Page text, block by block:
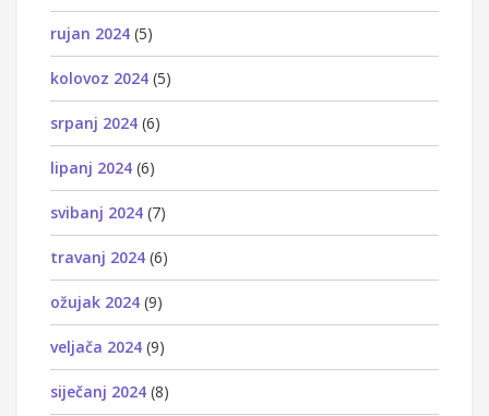
rujan 2024 (5)
kolovoz 2024 (5)
srpanj 2024 (6)
lipanj 2024 (6)
svibanj 2024 (7)
travanj 2024 (6)
ožujak 2024 (9)
veljača 2024 (9)
siječanj 2024 (8)